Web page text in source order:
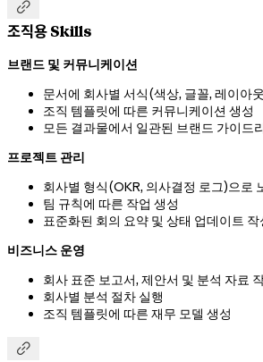

조직용 Skills
브랜드 및 커뮤니케이션
문서에 회사별 서식(색상, 글꼴, 레이아
조직 템플릿에 따른 커뮤니케이션 생성
모든 결과물에서 일관된 브랜드 가이드
프로젝트 관리
회사별 형식(OKR, 의사결정 로그)으로
팀 규칙에 따른 작업 생성
표준화된 회의 요약 및 상태 업데이트 작
비즈니스 운영
회사 표준 보고서, 제안서 및 분석 자료
회사별 분석 절차 실행
조직 템플릿에 따른 재무 모델 생성
